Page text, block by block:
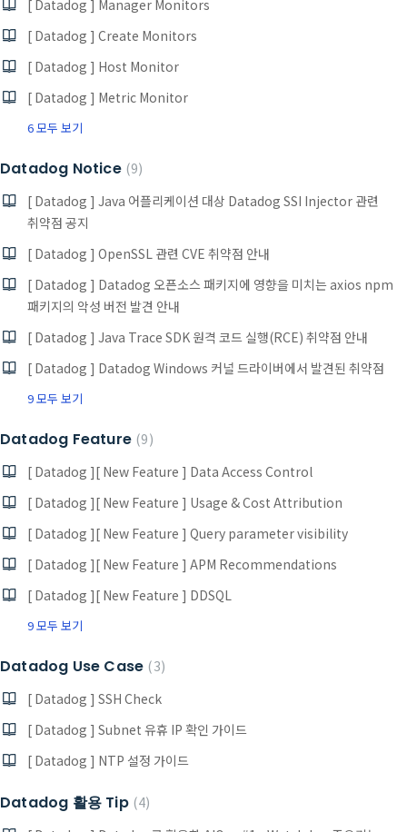
[ Datadog ] Manager Monitors
[ Datadog ] Create Monitors
[ Datadog ] Host Monitor
[ Datadog ] Metric Monitor
6 모두 보기
Datadog Notice 9
[ Datadog ] Java 어플리케이션 대상 Datadog SSI Injector 관련
취약점 공지
[ Datadog ] OpenSSL 관련 CVE 취약점 안내
[ Datadog ] Datadog 오픈소스 패키지에 영향을 미치는 axios npm
패키지의 악성 버전 발견 안내
[ Datadog ] Java Trace SDK 원격 코드 실행(RCE) 취약점 안내
[ Datadog ] Datadog Windows 커널 드라이버에서 발견된 취약점
9 모두 보기
Datadog Feature 9
[ Datadog ][ New Feature ] Data Access Control
[ Datadog ][ New Feature ] Usage & Cost Attribution
[ Datadog ][ New Feature ] Query parameter visibility
[ Datadog ][ New Feature ] APM Recommendations
[ Datadog ][ New Feature ] DDSQL
9 모두 보기
Datadog Use Case 3
[ Datadog ] SSH Check
[ Datadog ] Subnet 유휴 IP 확인 가이드
[ Datadog ] NTP 설정 가이드
Datadog 활용 Tip 4